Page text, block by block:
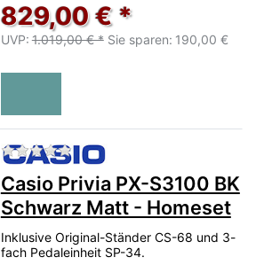
829,00 € *
UVP: 1.019,00 € * Sie sparen: 190,00 €
Zu diesem Produkt liegen
Casio Privia PX-S3100 BK
Schwarz Matt - Homeset
Inklusive Original-Ständer CS-68 und 3-
fach Pedaleinheit SP-34.